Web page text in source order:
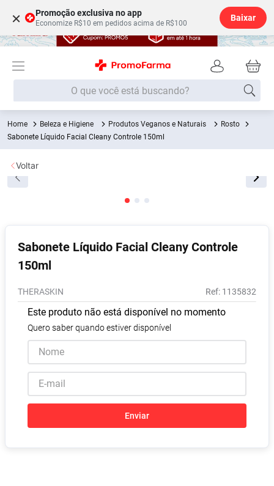
× Promoção exclusiva no app
Economize R$10 em pedidos acima de R$100
Baixar
O que você está buscando?
Beleza e Higiene Produtos Veganos e Naturais
Rosto
Sabonete Líquido Facial Cleany Controle 150ml
Sabonete Líquido Facial Cleany Controle
150ml
THERASKIN : 1135832
Este produto não está disponível no momento
Quero saber quando estiver disponível
Enviar
Voltar
Termos mais buscados
1º Fralda
2
6º Desodorante
7º
8º Pampers Confort Sec
9º Vitamina D
10º Soro Fisiológico